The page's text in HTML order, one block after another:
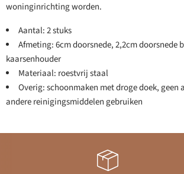
woninginrichting worden.
Aantal: 2 stuks
Afmeting: 6cm doorsnede, 2,2cm doorsnede
kaarsenhouder
Materiaal: roestvrij staal
Overig: schoonmaken met droge doek, geen
andere reinigingsmiddelen gebruiken